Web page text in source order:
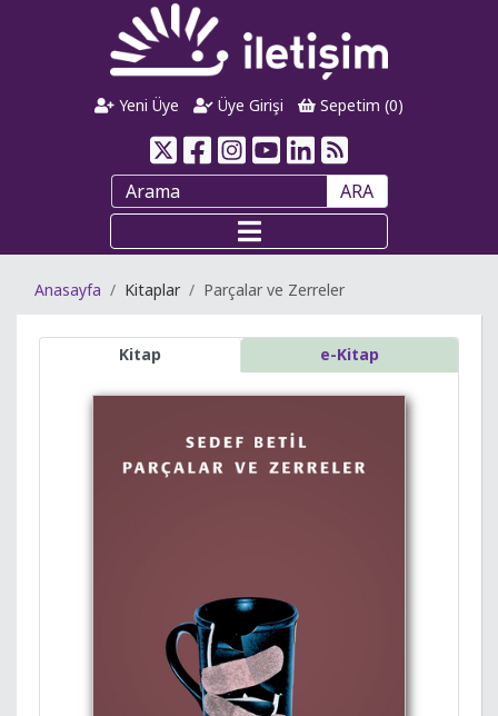
Yeni Üye Üye Girişi Sepetim (0)
ARA
Anasayfa Kitaplar Parçalar ve Zerreler
Kitap e-Kitap